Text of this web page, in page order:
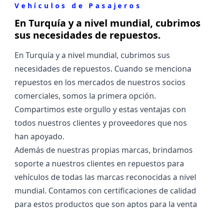
Vehículos de Pasajeros
En Turquía y a nivel mundial, cubrimos
sus necesidades de repuestos.
En Turquía y a nivel mundial, cubrimos sus
necesidades de repuestos. Cuando se menciona
repuestos en los mercados de nuestros socios
comerciales, somos la primera opción.
Compartimos este orgullo y estas ventajas con
todos nuestros clientes y proveedores que nos
han apoyado.
Además de nuestras propias marcas, brindamos
soporte a nuestros clientes en repuestos para
vehículos de todas las marcas reconocidas a nivel
mundial. Contamos con certificaciones de calidad
para estos productos que son aptos para la venta